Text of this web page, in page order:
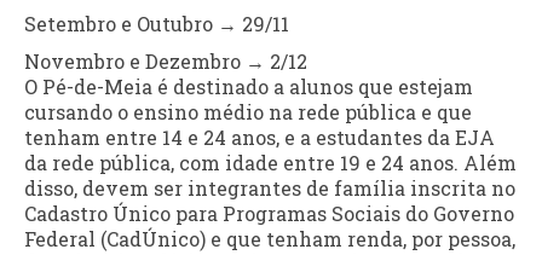
Setembro e Outubro → 29/11
Novembro e Dezembro → 2/12
O Pé-de-Meia é destinado a alunos que estejam
cursando o ensino médio na rede pública e que
tenham entre 14 e 24 anos, e a estudantes da EJA
da rede pública, com idade entre 19 e 24 anos. Além
disso, devem ser integrantes de família inscrita no
Cadastro Único para Programas Sociais do Governo
Federal (CadÚnico) e que tenham renda, por pessoa,